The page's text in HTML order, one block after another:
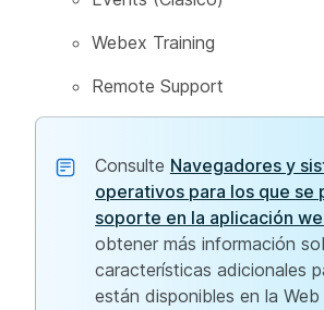
Webex Training
Remote Support
Consulte Navegadores y
operativos para los que se
soporte en la aplicación
obtener más información
características adicionales
están disponibles en la